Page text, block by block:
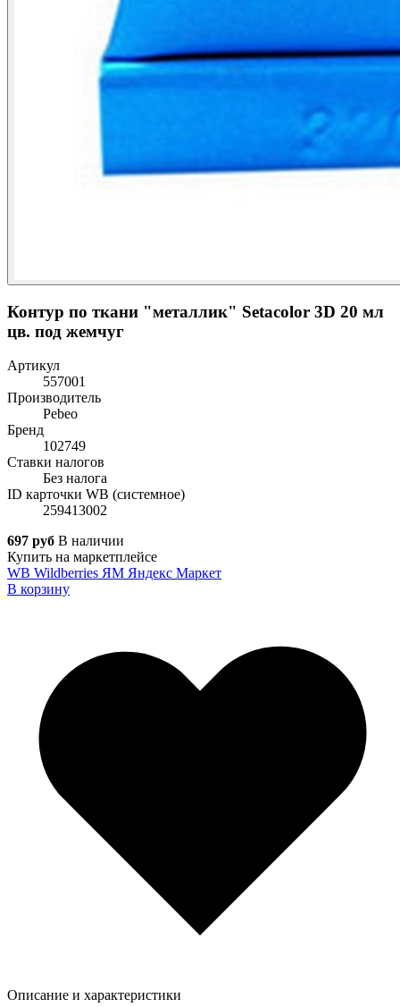
Контур по ткани "металлик" Setacolor 3D 20 мл
цв. под жемчуг
Артикул
557001
Производитель
Pebeo
Бренд
102749
Ставки налогов
Без налога
ID карточки WB (системное)
259413002
697 руб В наличии
Купить на маркетплейсе
WB Wildberries ЯМ Яндекс Маркет
В корзину
Описание и характеристики